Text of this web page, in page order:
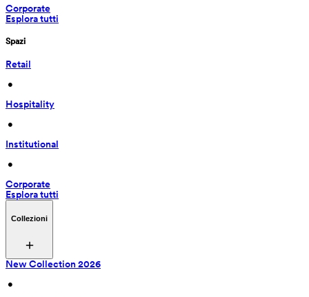
Corporate
Esplora tutti
Spazi
Retail
•
Hospitality
•
Institutional
•
Corporate
Esplora tutti
Collezioni
New Collection 2026
•